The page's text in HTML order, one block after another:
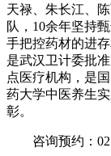
天禄、朱长江、
队，10余年坚持
手把控药材的进
是武汉卫计委批
点医疗机构，是
药大学中医养生
彰。
咨询预约：027-